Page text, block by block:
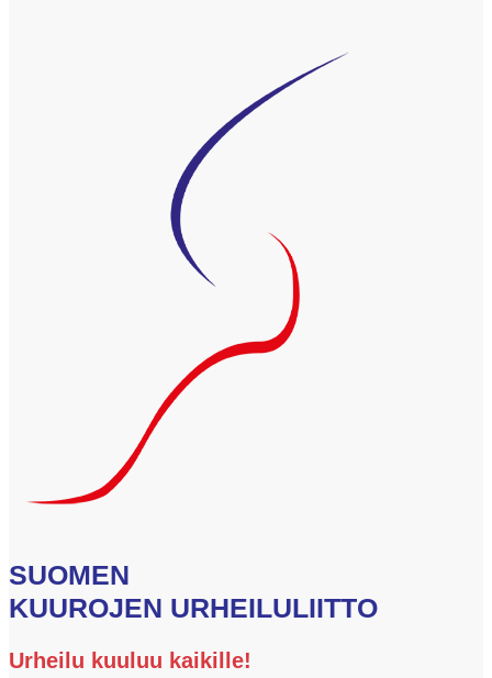
SUOMEN
KUUROJEN URHEILULIITTO
Urheilu kuuluu kaikille!